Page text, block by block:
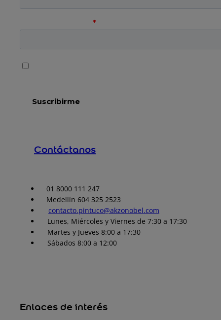
Contáctanos
01 8000 111 247
Medellín 604 325 2523
contacto.pintuco@akzonobel.com
Lunes, Miércoles y Viernes de 7:30 a 17:30
Martes y Jueves 8:00 a 17:30
Sábados 8:00 a 12:00
Enlaces de interés